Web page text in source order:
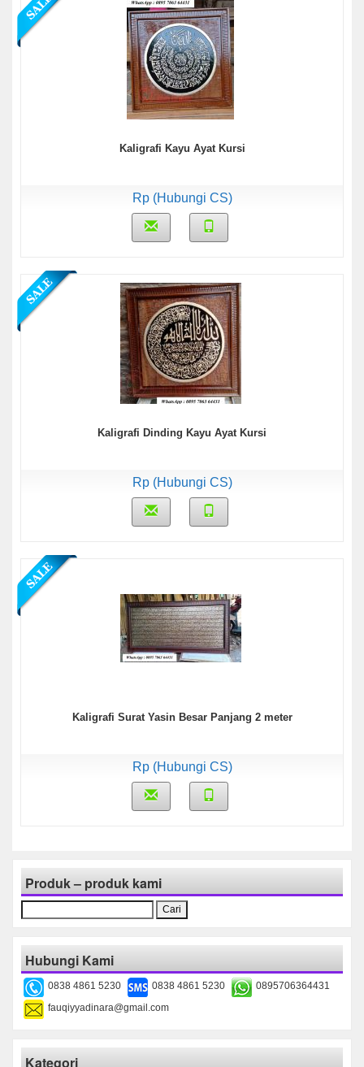
Kaligrafi Kayu Ayat Kursi
Rp (Hubungi CS)
Kaligrafi Dinding Kayu Ayat Kursi
Rp (Hubungi CS)
Kaligrafi Surat Yasin Besar Panjang 2 meter
Rp (Hubungi CS)
Produk – produk kami
untuk:
Hubungi Kami
0838 4861 5230 0838 4861 5230
0895706364431
fauqiyyadinara@gmail.com
Kategori